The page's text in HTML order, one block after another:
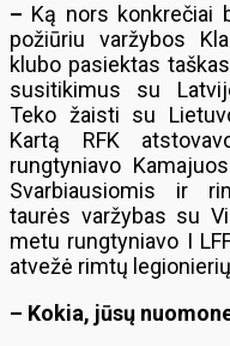
– Ką nors konkrečiai
požiūriu varžybos
klubo pasiektas
susitikimus su
Teko žaisti su
Kartą RFK
rungtyniavo
Svarbiausiomis ir
taurės varžybas su
metu rungtyniavo I
atvežė rimtų
– Kokia, jūsų